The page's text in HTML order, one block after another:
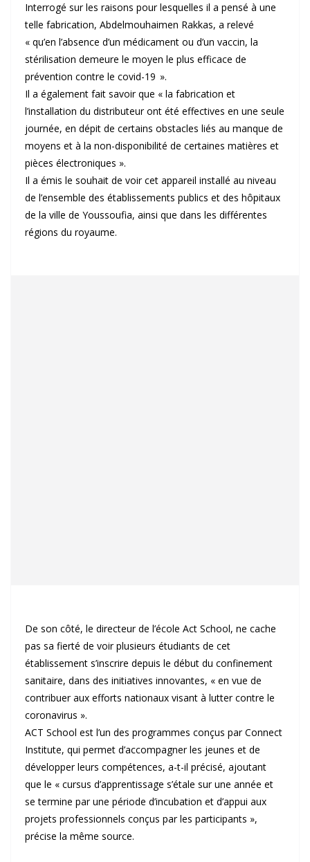
Interrogé sur les raisons pour lesquelles il a pensé à une
telle fabrication, Abdelmouhaimen Rakkas, a relevé
« qu’en l’absence d’un médicament ou d’un vaccin, la
stérilisation demeure le moyen le plus efficace de
prévention contre le covid-19 ».
Il a également fait savoir que « la fabrication et
l’installation du distributeur ont été effectives en une seule
journée, en dépit de certains obstacles liés au manque de
moyens et à la non-disponibilité de certaines matières et
pièces électroniques ».
Il a émis le souhait de voir cet appareil installé au niveau
de l’ensemble des établissements publics et des hôpitaux
de la ville de Youssoufia, ainsi que dans les différentes
régions du royaume.
De son côté, le directeur de l’école Act School, ne cache
pas sa fierté de voir plusieurs étudiants de cet
établissement s’inscrire depuis le début du confinement
sanitaire, dans des initiatives innovantes, « en vue de
contribuer aux efforts nationaux visant à lutter contre le
coronavirus ».
ACT School est l’un des programmes conçus par Connect
Institute, qui permet d’accompagner les jeunes et de
développer leurs compétences, a-t-il précisé, ajoutant
que le « cursus d’apprentissage s’étale sur une année et
se termine par une période d’incubation et d’appui aux
projets professionnels conçus par les participants »,
précise la même source.